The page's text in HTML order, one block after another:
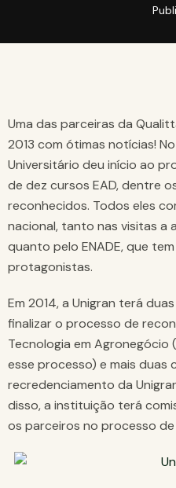
Uma das parceiras da
2013 com ótimas notícias!
Universitário deu início ao
de dez cursos EAD, dentre
reconhecidos. Todos eles
nacional, tanto nas visitas a
quanto pelo ENADE, que
protagonistas.
Em 2014, a Unigran terá
finalizar o processo de
Tecnologia em
esse processo) e mais duas
recredenciamento da
disso, a instituição terá
os parceiros no processo